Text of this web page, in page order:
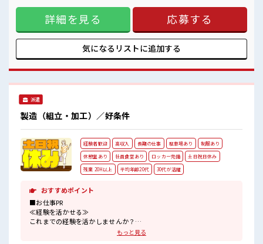
ト1875円！ お休みは平日の場合もあるのでメリットもたくさ
ん♪ 渋滞・行列知らずでゆったりのんびり★ 心も身体もリフ
レッシュできそう♪ 職場はとってもキレイな工場！ 空調も完
備されているので年中カイテキにお仕事ができますよ！ ■職
場の雰囲気 やっぱり働くなら大手グループ企業！ 工場はとっ
てもキレイで快適！ 男女スタッフさん活躍中！ 社内環境もと
環境で長期で活躍しませんか？
詳細を見る 応募する
気になるリストに追加する
派遣
製造（組立・加工）／好条件
経験者歓迎 高収入 長期の仕事 駐車場あり
制服あり
休憩室あり
社員食堂あり ロッカー完備
土日祝日休み
残業 20H以上
平均年齢20代 30代が活躍
おすすめポイント
■お仕事PR
≪経験を活かせる≫
これまでの経験を活かしませんか？
もっと見る